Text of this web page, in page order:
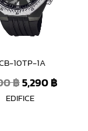
10TP-1A
฿5,290฿
EDIFICE